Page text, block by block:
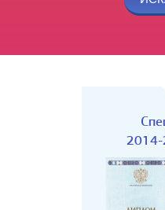
2014-